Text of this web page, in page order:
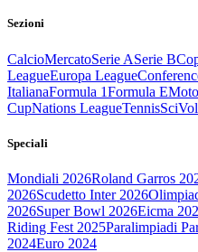
Sezioni
CalcioMercatoSerie ASerie B
LeagueEuropa League
ItalianaFormula 1Formula E
CupNations LeagueTennisSci
Speciali
Mondiali 2026Roland Garros
2026Scudetto Inter 2026
2026Super Bowl 2026Eicma
Riding Fest 2025Paralimpiadi
2024Euro 2024